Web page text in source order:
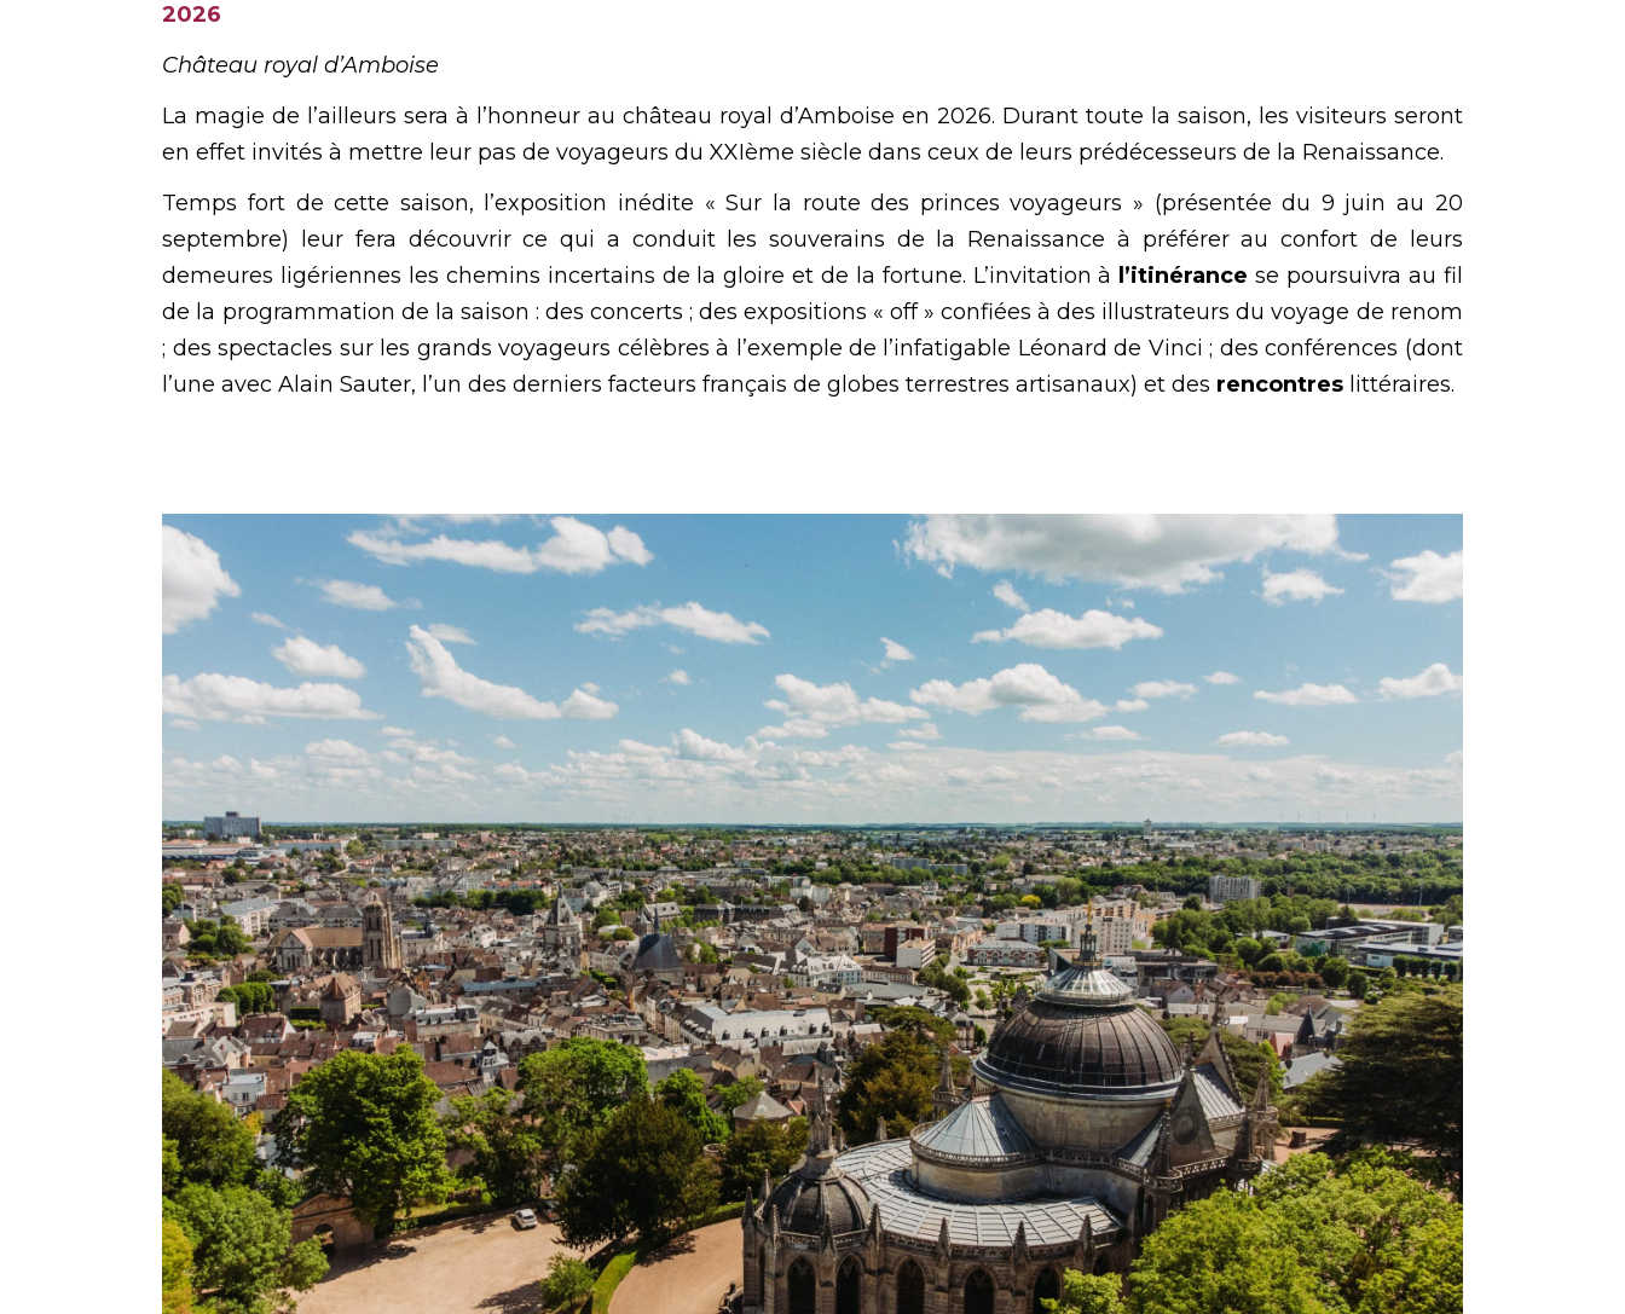
2026
Château royal d’Amboise
La magie de l’ailleurs sera à l’honneur au château royal d’Amboise en 2026. Durant toute la saison, les visiteurs seront
en effet invités à mettre leur pas de voyageurs du XXIème siècle dans ceux de leurs prédécesseurs de la Renaissance.
Temps fort de cette saison, l’exposition inédite « Sur la route des princes voyageurs » (présentée du 9 juin au 20
septembre) leur fera découvrir ce qui a conduit les souverains de la Renaissance à préférer au confort de leurs
demeures ligériennes les chemins incertains de la gloire et de la fortune. L’invitation à
l’itinérance se poursuivra au fil
de la programmation de la saison : des concerts ; des expositions « off » confiées à des illustrateurs du voyage de renom
; des spectacles sur les grands voyageurs célèbres à l’exemple de l’infatigable Léonard de Vinci ; des conférences (dont
l’une avec Alain Sauter, l’un des derniers facteurs français de globes terrestres artisanaux) et des rencontres littéraires.